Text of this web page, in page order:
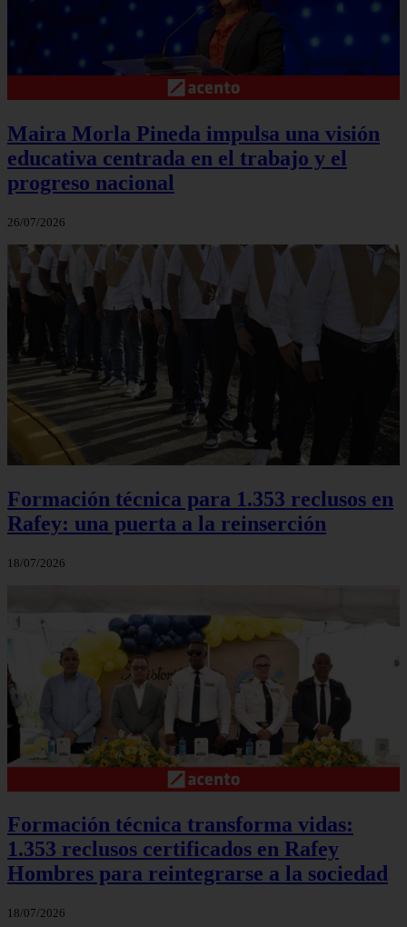
Maira Morla Pineda impulsa una visión
educativa centrada en el trabajo y el
progreso nacional
26/07/2026
Formación técnica para 1.353 reclusos en
Rafey: una puerta a la reinserción
18/07/2026
Formación técnica transforma vidas:
1.353 reclusos certificados en Rafey
Hombres para reintegrarse a la sociedad
18/07/2026